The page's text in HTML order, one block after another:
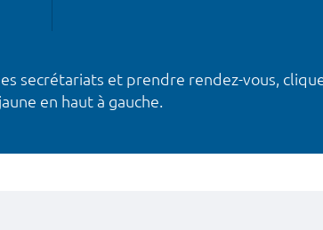
secrétariats et prendre rendez-vous,
en haut à gauche.